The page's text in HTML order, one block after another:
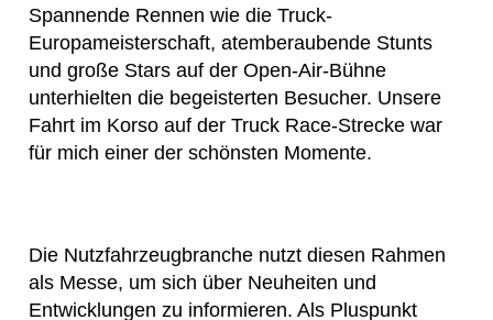
Spannende Rennen wie die Truck-
Europameisterschaft, atemberaubende Stunts
und große Stars auf der Open-Air-Bühne
unterhielten die begeisterten Besucher. Unsere
Fahrt im Korso auf der Truck Race-Strecke war
für mich einer der schönsten Momente.
Die Nutzfahrzeugbranche nutzt diesen Rahmen
als Messe, um sich über Neuheiten und
Entwicklungen zu informieren. Als Pluspunkt